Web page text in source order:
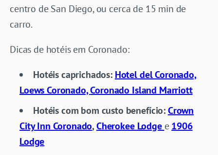
centro de San Diego, ou cerca de 15 min de
carro.
Dicas de hotéis em Coronado:
Hotéis caprichados: Hotel del Coronado,
Loews Coronado,Coronado Island Marriott
Hotéis com bom custo benefício:Crown
City Inn Coronado,Cherokee Lodge e1906
Lodge